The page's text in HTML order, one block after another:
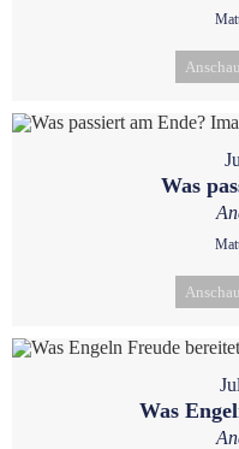
Was
Was